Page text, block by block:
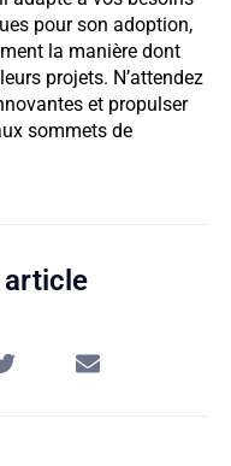
pour son adoption,
la manière dont
projets. N’attendez
et propulser
sommets de
article